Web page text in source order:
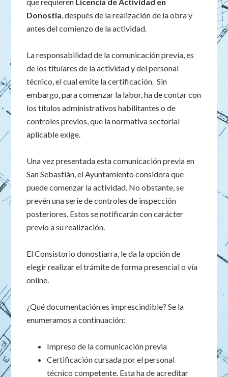
Donostia, después de la realización de la obra y
antes del comienzo de la actividad.
La responsabilidad de la comunicación previa, es
de los titulares de la actividad y del personal
técnico, el cual emite la certificación. Sin
embargo, para comenzar la labor, ha de contar con
los títulos administrativos habilitantes o de
controles previos, que la normativa sectorial
aplicable exige.
Una vez presentada esta comunicación previa en
San Sebastián, el Ayuntamiento considera que
puede comenzar la actividad. No obstante, se
prevén una serie de controles de inspección
posteriores. Estos se notificarán con carácter
previo a su realización.
El Consistorio donostiarra, le da la opción de
elegir realizar el trámite de forma presencial o vía
online.
¿Qué documentación es imprescindible? Se la
enumeramos a continuación:
Impreso de la comunicación previa
Certificación cursada por el personal
técnico competente. Esta ha de acreditar